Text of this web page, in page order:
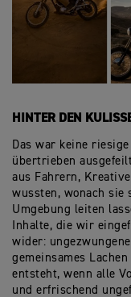
HINTER DEN
Das war keine
übertrieben
aus Fahrern,
wussten, wonach sie
Umgebung leiten
Inhalte, die wir
wider:
gemeinsames
entsteht, wenn alle
und erfrischend